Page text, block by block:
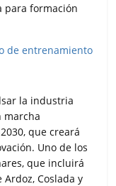
para formación
la industria
marcha
que creará
Uno de los
que incluirá
Coslada y